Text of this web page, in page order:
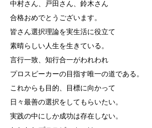
中村さん、戸田さん、鈴木さん
合格おめでとうございます。
皆さん選択理論を実生活に役立て
素晴らしい人生を生きている。
言行一致、知行合一がわれわれ
プロスピーカーの目指す唯一の道である。
これからも目的、目標に向かって
日々最善の選択をしてもらいたい。
実践の中にしか成功は存在しない。